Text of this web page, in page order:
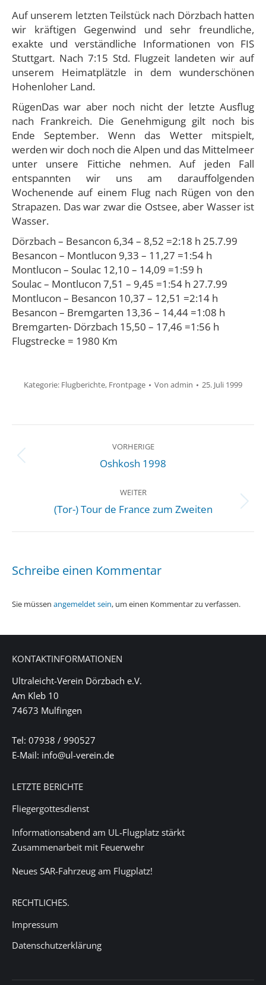
Auf unserem letzten Teilstück nach Dörzbach hatten
wir kräftigen Gegenwind und sehr freundliche,
exakte und verständliche Informationen von FIS
Stuttgart. Nach 7:15 Std. Flugzeit landeten wir auf
unserem Heimatplätzle in dem wunderschönen
Hohenloher Land.
RügenDas war aber noch nicht der letzte Ausflug
nach Frankreich. Die Genehmigung gilt noch bis
Ende September. Wenn das Wetter mitspielt,
werden wir doch noch die Alpen und das Mittelmeer
unter unsere Fittiche nehmen. Auf jeden Fall
entspannten wir uns am darauffolgenden
Wochenende auf einem Flug nach Rügen von den
Strapazen. Das war zwar die Ostsee, aber Wasser ist
Wasser.
Dörzbach – Besancon 6,34 – 8,52 =2:18 h 25.7.99
Besancon – Montlucon 9,33 – 11,27 =1:54 h
Montlucon – Soulac 12,10 – 14,09 =1:59 h
Soulac – Montlucon 7,51 – 9,45 =1:54 h 27.7.99
Montlucon – Besancon 10,37 – 12,51 =2:14 h
Besancon – Bremgarten 13,36 – 14,44 =1:08 h
Bremgarten- Dörzbach 15,50 – 17,46 =1:56 h
Flugstrecke = 1980 Km
Kategorie: Flugberichte, Frontpage Von admin 25. Juli 1999
VORHERIGE
Vorheriger
Oshkosh 1998
WEITER
Nächster
(Tor-) Tour de France zum Zweiten
Schreibe einen Kommentar
Sie müssen angemeldet sein, um einen Kommentar zu verfassen.
KONTAKTINFORMATIONEN
Ultraleicht-Verein Dörzbach e.V.
Am Kleb 10
74673 Mulfingen
Tel: 07938 / 990527
E-Mail: info@ul-verein.de
LETZTE BERICHTE
Fliegergottesdienst
Informationsabend am UL-Flugplatz stärkt
Zusammenarbeit mit Feuerwehr
Neues SAR-Fahrzeug am Flugplatz!
RECHTLICHES.
Impressum
Datenschutzerklärung